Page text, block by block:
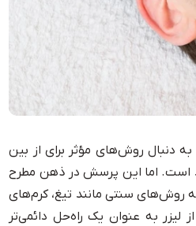
دنبال روش‌های مؤثر برای از بین
است. اما این پرسش در ذهن مطرح
روش‌های سنتی مانند تیغ، کرم‌های
لیزر به عنوان یک راه‌حل دائمی‌تر